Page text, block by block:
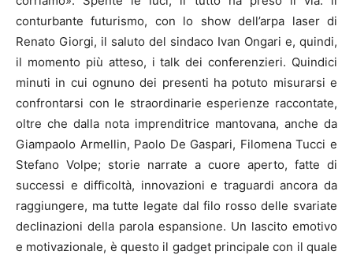
conturbante futurismo, con lo show dell’arpa laser di
Renato Giorgi, il saluto del sindaco Ivan Ongari e, quindi,
il momento più atteso, i talk dei conferenzieri. Quindici
minuti in cui ognuno dei presenti ha potuto misurarsi e
confrontarsi con le straordinarie esperienze raccontate,
oltre che dalla nota imprenditrice mantovana, anche da
Giampaolo Armellin, Paolo De Gaspari, Filomena Tucci e
Stefano Volpe; storie narrate a cuore aperto, fatte di
successi e difficoltà, innovazioni e traguardi ancora da
raggiungere, ma tutte legate dal filo rosso delle svariate
declinazioni della parola espansione. Un lascito emotivo
e motivazionale, è questo il gadget principale con il quale